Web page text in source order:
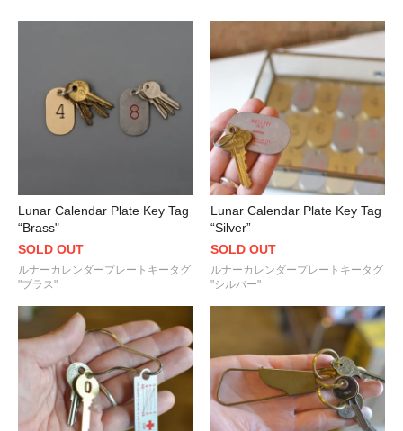
Lunar Calendar Plate Key Tag
“Brass"
SOLD OUT
ルナーカレンダープレートキータグ
"ブラス"
Lunar Calendar Plate Key Tag
“Silver”
SOLD OUT
ルナーカレンダープレートキータグ
"シルバー"